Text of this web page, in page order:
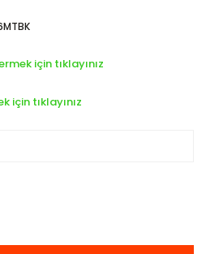
için tıklayınız
için tıklayınız